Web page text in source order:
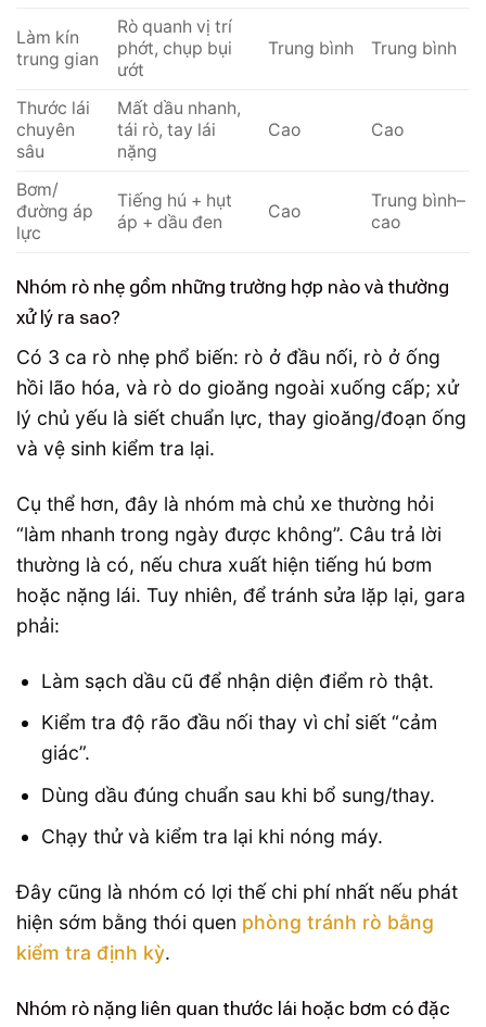
Làm kín
trung gian
Rò quanh vị trí
phớt, chụp bụi
ướt
Trung bình Trung bình
Thước lái
chuyên
sâu
Mất dầu nhanh,
tái rò, tay lái
nặng
Cao Cao
Bơm/
đường áp
lực
Tiếng hú + hụt
áp + dầu đen
Cao
Trung bình–
cao
Nhóm rò nhẹ gồm những trường hợp nào và thường
xử lý ra sao?
Có 3 ca rò nhẹ phổ biến: rò ở đầu nối, rò ở ống
hồi lão hóa, và rò do gioăng ngoài xuống cấp; xử
lý chủ yếu là siết chuẩn lực, thay gioăng/đoạn ống
và vệ sinh kiểm tra lại.
Cụ thể hơn, đây là nhóm mà chủ xe thường hỏi
“làm nhanh trong ngày được không”. Câu trả lời
thường là có, nếu chưa xuất hiện tiếng hú bơm
hoặc nặng lái. Tuy nhiên, để tránh sửa lặp lại, gara
phải:
Làm sạch dầu cũ để nhận diện điểm rò thật.
Kiểm tra độ rão đầu nối thay vì chỉ siết “cảm
giác”.
Dùng dầu đúng chuẩn sau khi bổ sung/thay.
Chạy thử và kiểm tra lại khi nóng máy.
Đây cũng là nhóm có lợi thế chi phí nhất nếu phát
hiện sớm bằng thói quen phòng tránh rò bằng
kiểm tra định kỳ.
Nhóm rò nặng liên quan thước lái hoặc bơm có đặc